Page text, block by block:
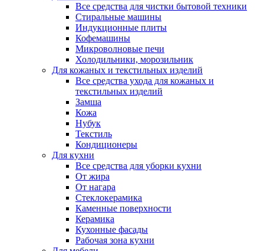
Все средства для чистки бытовой техники
Стиральные машины
Индукционные плиты
Кофемашины
Микроволновые печи
Холодильники, морозильник
Для кожаных и текстильных изделий
Все средства ухода для кожаных и
текстильных изделий
Замша
Кожа
Нубук
Текстиль
Кондиционеры
Для кухни
Все средства для уборки кухни
От жира
От нагара
Стеклокерамика
Каменные поверхности
Керамика
Кухонные фасады
Рабочая зона кухни